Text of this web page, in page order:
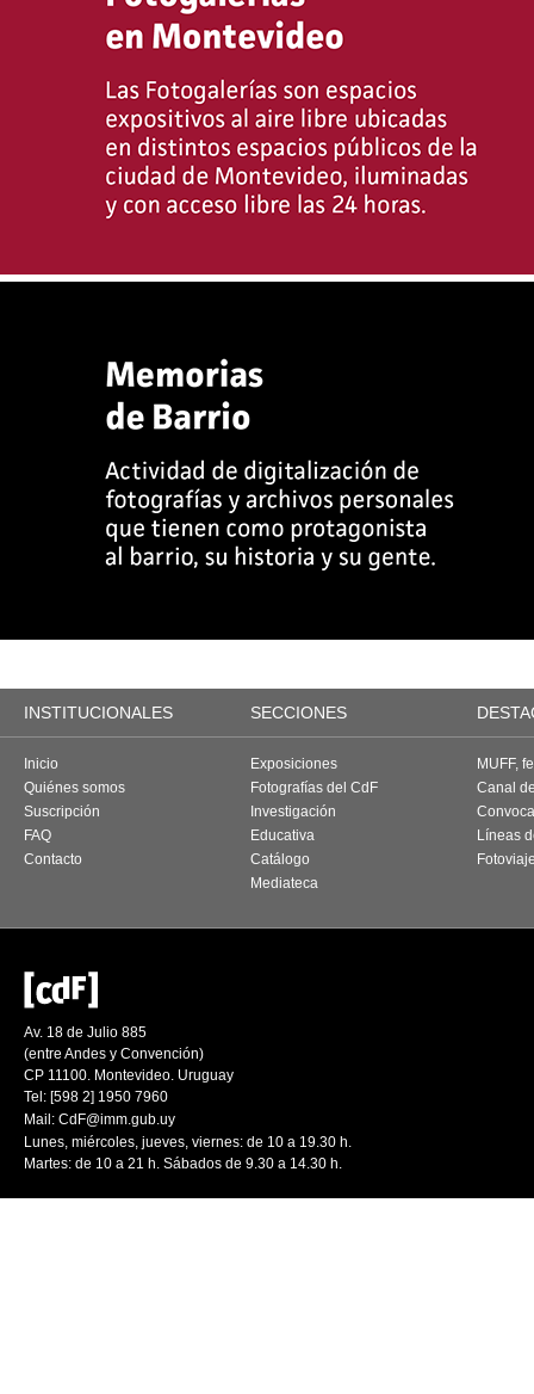
INSTITUCIONALES SECCIONES
Inicio
Quiénes somos
Suscripción
FAQ
Contacto
Exposiciones
Fotografías del CdF
Investigación
Educativa
Catálogo
Mediateca
MUFF,
Canal
Líneas
Av. 18 de Julio 885
(entre Andes y Convención)
CP 11100. Montevideo. Uruguay
Tel: [598 2] 1950 7960
Mail: CdF@imm.gub.uy
Lunes, miércoles, jueves, viernes: de 10 a 19.30 h.
Martes: de 10 a 21 h. Sábados de 9.30 a 14.30 h.